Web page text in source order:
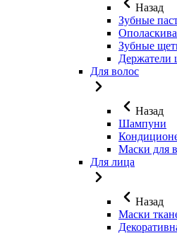
Назад
Зубные
Зубные
Держатели
Для волос
Назад
Шампуни
Маски для
Для лица
Назад
Маски